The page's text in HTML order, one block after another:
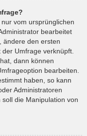
vom ursprünglichen
bearbeitet
ändere den ersten
Umfrage verknüpft.
dann können
bearbeiten.
haben, so kann
Administratoren
die Manipulation von